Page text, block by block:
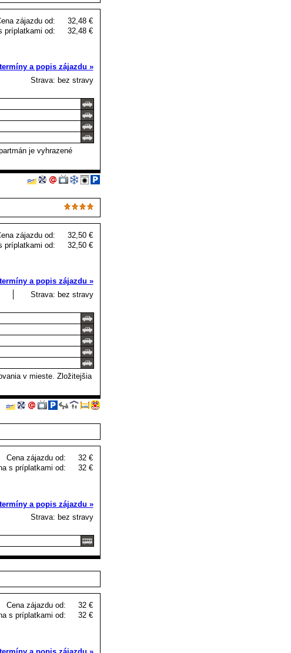
zájazdu od:
32,48 €
príplatkami od:
32,48 €
a popis zájazdu »
Strava: bez stravy
je vyhrazené
zájazdu od:
32,50 €
príplatkami od:
32,50 €
a popis zájazdu »
Strava: bez stravy
v mieste. Zložitejšia
Cena zájazdu od:
32 €
s príplatkami od:
32 €
a popis zájazdu »
Strava: bez stravy
Cena zájazdu od:
32 €
s príplatkami od:
32 €